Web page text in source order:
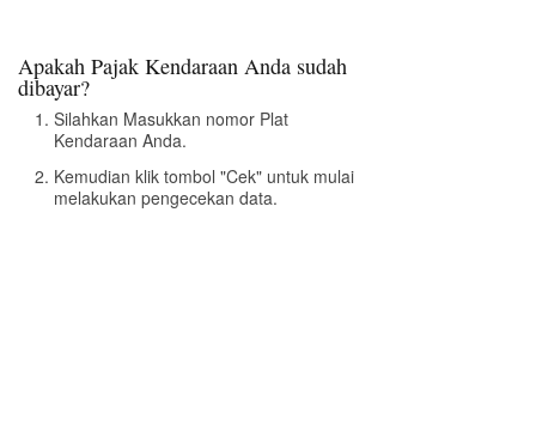
Apakah Pajak Kendaraan Anda sudah
dibayar?
Silahkan Masukkan nomor Plat
Kendaraan Anda.
Kemudian klik tombol "Cek" untuk mulai
melakukan pengecekan data.